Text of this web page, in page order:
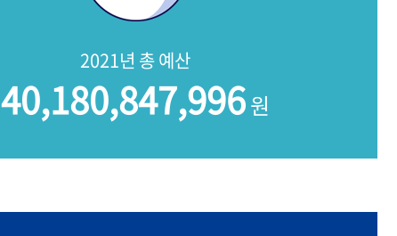
2021년 총 예산
40,180,847,996원